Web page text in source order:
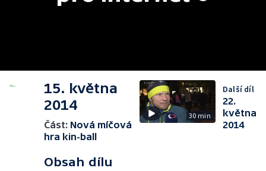
15. května
2014
Část: Nová míčová
hra kin-ball
Obsah dílu
30 min
Další díl
22.
května
2014